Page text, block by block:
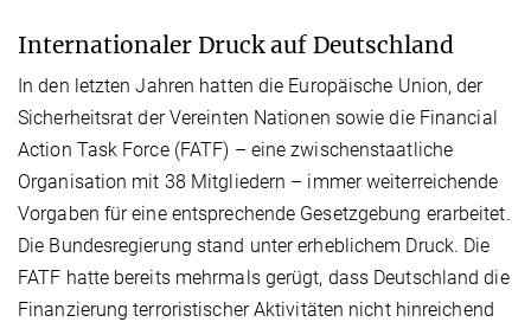
Internationaler Druck auf Deutschland
In den letzten Jahren hatten die Europäische Union, der
Sicherheitsrat der Vereinten Nationen sowie die Financial
Action Task Force (FATF) – eine zwischenstaatliche
Organisation mit 38 Mitgliedern – immer weiterreichende
Vorgaben für eine entsprechende Gesetzgebung erarbeitet.
Die Bundesregierung stand unter erheblichem Druck. Die
FATF hatte bereits mehrmals gerügt, dass Deutschland die
Finanzierung terroristischer Aktivitäten nicht hinreichend